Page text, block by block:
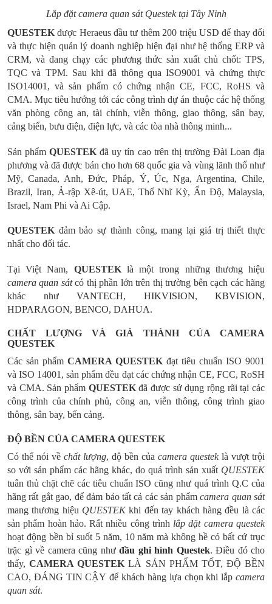
Lắp đặt camera quan sát Questek tại Tây Ninh
QUESTEK được Heraeus đầu tư thêm 200 triệu USD để thay đổi
và thực hiện quản lý doanh nghiệp hiện đại như hệ thống ERP và
CRM, và đang chạy các phương thức sản xuất chủ chốt: TPS,
TQC và TPM. Sau khi đã thông qua ISO9001 và chứng thực
ISO14001, và sản phẩm có chứng nhận CE, FCC, RoHS và
CMA. Mục tiêu hướng tới các công trình dự án thuộc các hệ thống
văn phòng công an, tài chính, viễn thông, giao thông, sân bay,
cảng biển, bưu điện, điện lực, và các tòa nhà thông minh...
Sản phẩmQUESTEK đã uy tín cao trên thị trường Đài Loan địa
phương và đã được bán cho hơn 68 quốc gia và vùng lãnh thổ như
Mỹ, Canada, Anh, Đức, Pháp, Ý, Úc, Nga, Argentina, Chile,
Brazil, Iran, Ả-rập Xê-út, UAE, Thổ Nhĩ Kỳ, Ấn Độ, Malaysia,
Israel, Nam Phi và Ai Cập.
QUESTEK đảm bảo sự thành công, mang lại giá trị thiết thực
nhất cho đối tác.
Tại Việt Nam, QUESTEKlà một trong những thương hiệu
camera quan sátcó thị phần lớn trên thị trường bên cạch các hãng
khác như VANTECH, HIKVISION, KBVISION,
HDPARAGON, BENCO, DAHUA.
CHẤT LƯỢNG VÀ GIÁ THÀNH CỦA CAMERA
QUESTEK
Các sản phẩm CAMERA QUESTEK đạt tiêu chuẩn ISO 9001
và ISO 14001, sản phẩm đều đạt các chứng nhận CE, FCC, RoSH
và CMA. Sản phẩm QUESTEKđã được sử dụng rộng rãi tại các
công trình của chính phủ, công an, viễn thông, công trình giao
thông, sân bay, bến cảng.
ĐỘ BỀN CỦA CAMERA QUESTEK
Có thể nói về chất lượng, độ bền của camera questeklà vượt trội
so với sản phẩm các hãng khác, do quá trình sản xuất QUESTEK
tuân thủ chặt chẽ các tiêu chuẩn ISO cũng như quá trình Q.C của
hãng rất gắt gao, để đảm bảo tất cả các sản phẩmcamera quan sát
mang thương hiệu QUESTEKkhi đến tay khách hàng đều là các
sản phẩm hoàn hảo. Rất nhiều công trình lắp đặt camera questek
hoạt động bền bỉ suốt 5 năm, 10 năm mà không hề có bất cứ trục
trặc gì về camera cũng như đầu ghi hình Questek. Điều đó cho
thấy,CAMERA QUESTEKLÀ SẢN PHẨM TỐT, ĐỘ BỀN
CAO, ĐÁNG TIN CẬY để khách hàng lựa chọn khi lắpcamera
quan sát.